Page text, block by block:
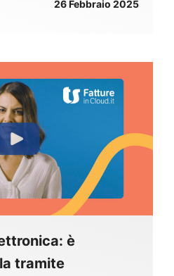
26 Febbraio 2025
è
tramite